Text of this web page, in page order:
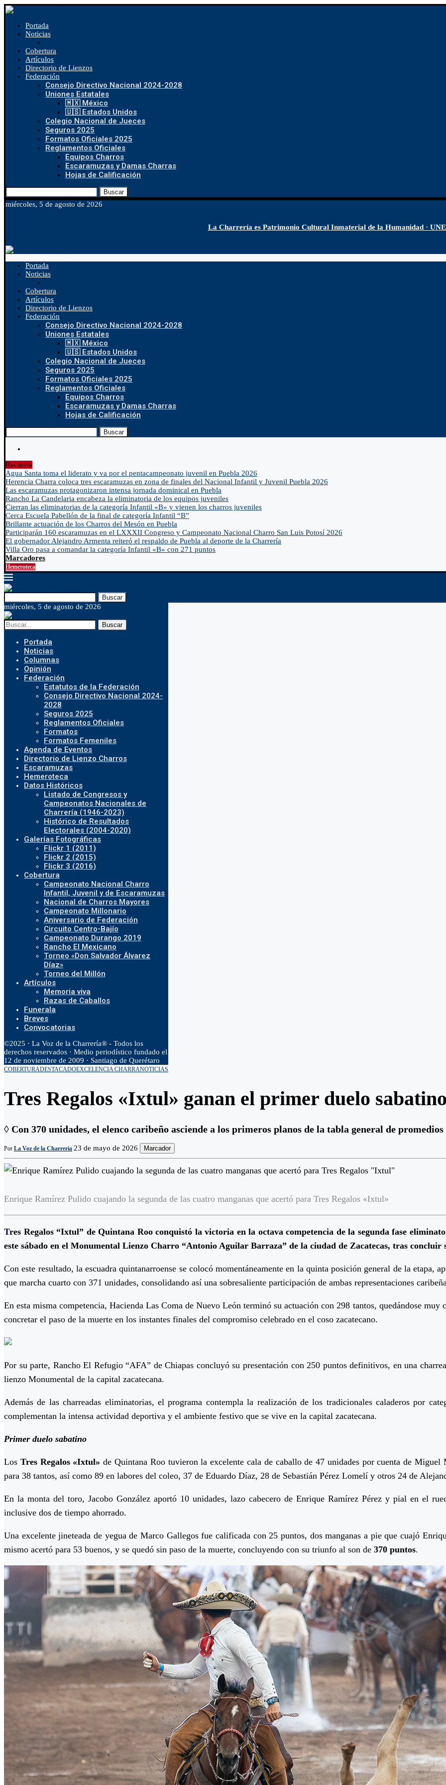
Portada
Noticias
Cobertura
Artículos
Directorio de Lienzos
Federación
Consejo Directivo Nacional 2024-2028
Uniones Estatales
🇲🇽 México
🇺🇸 Estados Unidos
Colegio Nacional de Jueces
Seguros 2025
Formatos Oficiales 2025
Reglamentos Oficiales
Equipos Charros
Escaramuzas y Damas Charras
Hojas de Calificación
Buscar
miércoles, 5 de agosto de 2026
La Charrería es Patrimonio Cultural Inmaterial de la Humanidad ·
Portada
Noticias
Cobertura
Artículos
Directorio de Lienzos
Federación
Consejo Directivo Nacional 2024-2028
Uniones Estatales
🇲🇽 México
🇺🇸 Estados Unidos
Colegio Nacional de Jueces
Seguros 2025
Formatos Oficiales 2025
Reglamentos Oficiales
Equipos Charros
Escaramuzas y Damas Charras
Hojas de Calificación
Buscar
Reciente
Agua Santa toma el liderato y va por el pentacampeonato juvenil en Puebla 2026
Herencia Charra coloca tres escaramuzas en zona de finales del Nacional Infantil y Juvenil Puebla 2026
Las escaramuzas protagonizaron intensa jornada dominical en Puebla
Rancho La Candelaria encabeza la eliminatoria de los equipos juveniles
Cierran las eliminatorias de la categoría Infantil «B» y vienen los charros juveniles
Cerca Escuela Pabellón de la final de categoría Infantil “B”
Brillante actuación de los Charros del Mesón en Puebla
Participarán 160 escaramuzas en el LXXXII Congreso y Campeonato Nacional Charro San Luis Potosí 2026
El gobernador Alejandro Armenta reiteró el respaldo de Puebla al deporte de la Charrería
Villa Oro pasa a comandar la categoría Infantil «B» con 271 puntos
Marcadores
Hemeroteca
Buscar
miércoles, 5 de agosto de 2026
Buscar
Portada
Noticias
Columnas
Opinión
Federación
Estatutos de la Federación
Consejo Directivo Nacional 2024-
2028
Seguros 2025
Reglamentos Oficiales
Formatos
Formatos Femeniles
Agenda de Eventos
Directorio de Lienzo Charros
Escaramuzas
Hemeroteca
Datos Históricos
Listado de Congresos y
Campeonatos Nacionales de
Charrería (1946-2023)
Histórico de Resultados
Electorales (2004-2020)
Galerías Fotográficas
Flickr 1 (2011)
Flickr 2 (2015)
Flickr 3 (2016)
Cobertura
Campeonato Nacional Charro
Infantil, Juvenil y de Escaramuzas
Nacional de Charros Mayores
Campeonato Millonario
Aniversario de Federación
Circuito Centro-Bajío
Campeonato Durango 2019
Rancho El Mexicano
Torneo «Don Salvador Álvarez
Díaz»
Torneo del Millón
Artículos
Memoria viva
Razas de Caballos
Funerala
Breves
Convocatorias
©2025 · La Voz de la Charrería® - Todos los
derechos reservados · Medio periodístico fundado el
12 de noviembre de 2009 · Santiago de Querétaro
COBERTURADESTACADOEXCELENCIA CHARRANOTICIAS
Tres Regalos «Ixtul» ganan el primer duelo
◊ Con 370 unidades, el elenco caribeño asciende a los primeros planos de la tabla general de
Por La Voz de la Charreria 23 de mayo de 2026 Marcador
Enrique Ramírez Pulido cuajando la segunda de las cuatro manganas que acertó para Tres Regalos «Ixtul»
Tres Regalos “Ixtul” de Quintana Roo conquistó la victoria en la octava competencia de la segunda fase
este sábado en el Monumental Lienzo Charro “Antonio Aguilar Barraza” de la ciudad de Zacatecas, tras concluir
Con este resultado, la escuadra quintanarroense se colocó momentáneamente en la quinta posición general de la etapa,
que marcha cuarto con 371 unidades, consolidando así una sobresaliente participación de ambas representaciones
En esta misma competencia, Hacienda Las Coma de Nuevo León terminó su actuación con 298 tantos, quedándose
concretar el paso de la muerte en los instantes finales del compromiso celebrado en el coso zacatecano.
Por su parte, Rancho El Refugio “AFA” de Chiapas concluyó su presentación con 250 puntos definitivos, en una
lienzo Monumental de la capital zacatecana.
Además de las charreadas eliminatorias, el programa contempla la realización de los tradicionales caladeros por
complementan la intensa actividad deportiva y el ambiente festivo que se vive en la capital zacatecana.
Primer duelo sabatino
Los Tres Regalos «Ixtul» de Quintana Roo tuvieron la excelente cala de caballo de 47 unidades por cuenta de
para 38 tantos, así como 89 en labores del coleo, 37 de Eduardo Díaz, 28 de Sebastián Pérez Lomelí y otros 24 de
En la monta del toro, Jacobo González aportó 10 unidades, lazo cabecero de Enrique Ramírez Pérez y pial en el
inclusive dos de tiempo ahorrado.
Una excelente jineteada de yegua de Marco Gallegos fue calificada con 25 puntos, dos manganas a pie que cuajó
mismo acertó para 53 buenos, y se quedó sin paso de la muerte, concluyendo con su triunfo al son de 370 puntos.